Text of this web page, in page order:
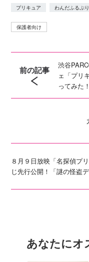
プリキュア わんだふるぷ
保護者向け
前の記事
渋谷
ェ「プリ
ってみた！
８月９日放映「名探偵プ
じ先行公開！「謎の怪盗
あなたにオ